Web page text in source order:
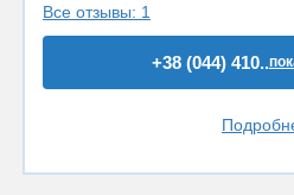
Все отзывы: 1
+38 (044) 410..